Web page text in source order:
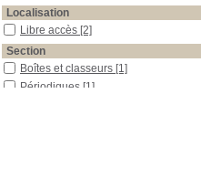
Localisation
Libre accès [2]
Section
Boîtes et classeurs [1]
Périodiques [1]